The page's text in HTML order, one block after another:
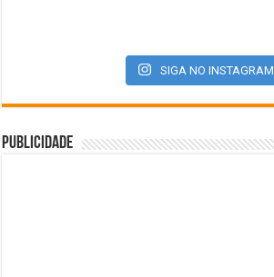
SIGA NO INSTAGRAM
Publicidade